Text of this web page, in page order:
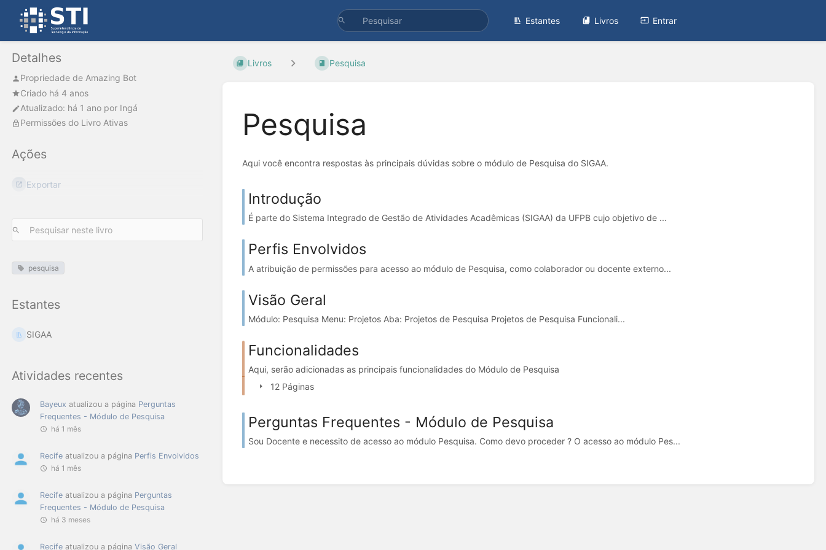
Estantes Livros Entrar
Detalhes
Propriedade de Amazing Bot
Criado há 4 anos
Atualizado: há 1 ano por Ingá
Permissões do Livro Ativas
Ações
Exportar
pesquisa
Estantes
SIGAA
Atividades recentes
Bayeux atualizou a página Perguntas
Frequentes - Módulo de Pesquisa
há 1 mês
Recife atualizou a página Perfis Envolvidos
há 1 mês
Recife atualizou a página Perguntas
Frequentes - Módulo de Pesquisa
há 3 meses
Recife atualizou a página Visão Geral
Livros Pesquisa
Pesquisa
Aqui você encontra respostas às principais dúvidas sobre o módulo de Pesquisa do SIGAA.
Introdução
É parte do Sistema Integrado de Gestão de Atividades Acadêmicas (SIGAA) da UFPB cujo objetivo de ...
Perfis Envolvidos
A atribuição de permissões para acesso ao módulo de Pesquisa, como colaborador ou docente externo...
Visão Geral
Módulo: Pesquisa Menu: Projetos Aba: Projetos de Pesquisa Projetos de Pesquisa Funcionali...
Funcionalidades
Aqui, serão adicionadas as principais funcionalidades do Módulo de Pesquisa
12 Páginas
Perguntas Frequentes - Módulo de Pesquisa
Sou Docente e necessito de acesso ao módulo Pesquisa. Como devo proceder ? O acesso ao módulo Pes...